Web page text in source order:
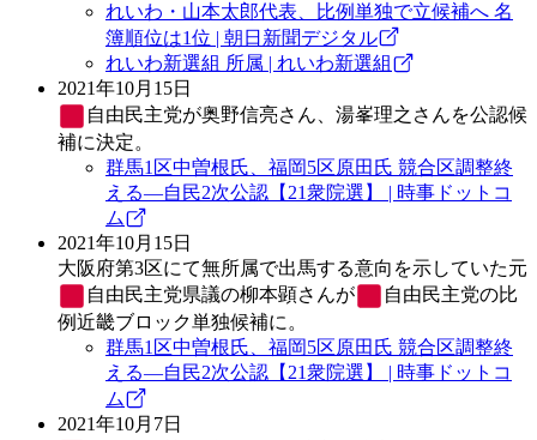
れいわ・山本太郎代表、比例単独で立候補へ 名
簿順位は1位 | 朝日新聞デジタル
れいわ新選組 所属 | れいわ新選組
2021年10月15日
自由民主党が奥野信亮さん、湯峯理之さんを公認候
補に決定。
群馬1区中曽根氏、福岡5区原田氏 競合区調整終
える―自民2次公認【21衆院選】 | 時事ドットコ
ム
2021年10月15日
大阪府第3区にて無所属で出馬する意向を示していた元
自由民主党県議の柳本顕さんが 自由民主党の比
例近畿ブロック単独候補に。
群馬1区中曽根氏、福岡5区原田氏 競合区調整終
える―自民2次公認【21衆院選】 | 時事ドットコ
ム
2021年10月7日